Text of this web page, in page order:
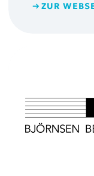
ZUR